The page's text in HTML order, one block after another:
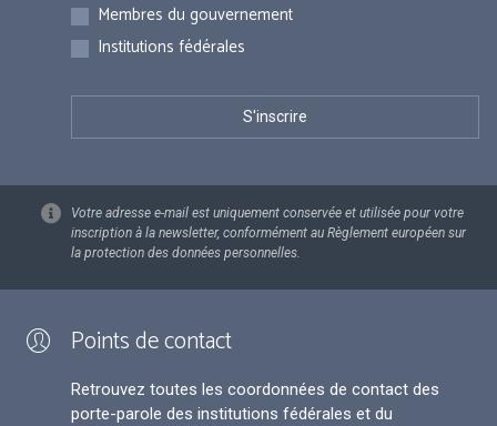
Membres du gouvernement
Institutions fédérales
Votre adresse e-mail est uniquement conservée et utilisée pour votre
inscription à la newsletter, conformément au Règlement européen sur
la protection des données personnelles.
Points de contact
Retrouvez toutes les coordonnées de contact des
porte-parole des institutions fédérales et du